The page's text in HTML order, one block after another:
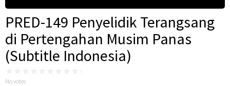
PRED-149 Penyelidik Terangsang
di Pertengahan Musim Panas
(Subtitle Indonesia)
No votes